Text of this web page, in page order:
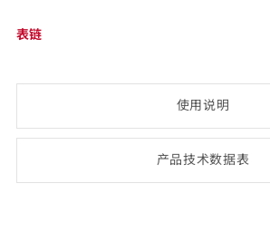
表链
使用说明
产品技术数据表
(opens
PDF-